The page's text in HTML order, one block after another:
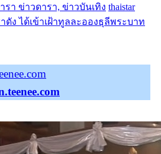
รา ข่าวดารา, ข่าวบันเทิง thaistar
ดัง ได้เข้าเฝ้าทูลละอองธุลีพระบาท